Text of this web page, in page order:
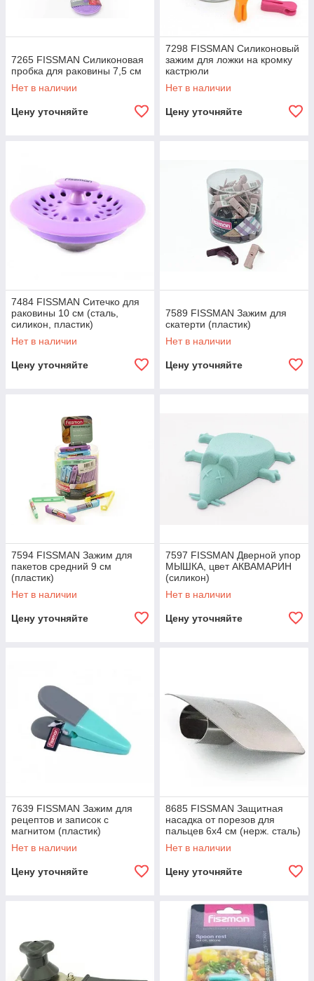
7265 FISSMAN Силиконовая
пробка для раковины 7,5 см
Нет в наличии
Цену уточняйте
7298 FISSMAN Силиконовый
зажим для ложки на кромку
кастрюли
Нет в наличии
Цену уточняйте
7484 FISSMAN Ситечко для
раковины 10 см (сталь,
силикон, пластик)
Нет в наличии
Цену уточняйте
7589 FISSMAN Зажим для
скатерти (пластик)
Нет в наличии
Цену уточняйте
7594 FISSMAN Зажим для
пакетов средний 9 см
(пластик)
Нет в наличии
Цену уточняйте
7597 FISSMAN Дверной упор
МЫШКА, цвет АКВАМАРИН
(силикон)
Нет в наличии
Цену уточняйте
7639 FISSMAN Зажим для
рецептов и записок с
магнитом (пластик)
Нет в наличии
Цену уточняйте
8685 FISSMAN Защитная
насадка от порезов для
пальцев 6x4 см (нерж. сталь)
Нет в наличии
Цену уточняйте